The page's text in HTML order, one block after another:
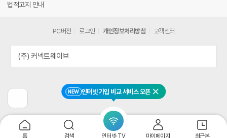
NEW 인터넷 가입 비교 서비스 오픈 닫기
홈 검색 인터넷·TV 마이페이지 최근본
법적고지 안내
전
페
이
지
PC버전 로그인 개인정보처리방침 고객센터
(주) 커넥트웨이브